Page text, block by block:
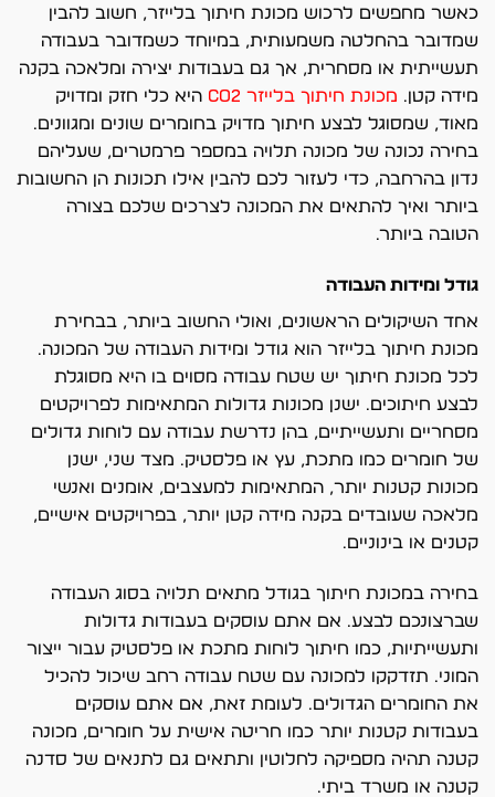
כאשר מחפשים לרכוש מכונת חיתוך בלייזר, חשוב להבין
שמדובר בהחלטה משמעותית, במיוחד כשמדובר בעבודה
תעשייתית או מסחרית, אך גם בעבודות יצירה ומלאכה בקנה
מידה קטן. מכונת חיתוך בלייזר co2
היא כלי חזק ומדויק
מאוד, שמסוגל לבצע חיתוך מדויק בחומרים שונים ומגוונים.
בחירה נכונה של מכונה תלויה במספר פרמטרים, שעליהם
נדון בהרחבה, כדי לעזור לכם להבין אילו תכונות הן החשובות
ביותר ואיך להתאים את המכונה לצרכים שלכם בצורה
הטובה ביותר.
גודל ומידות העבודה
אחד השיקולים הראשונים, ואולי החשוב ביותר, בבחירת
מכונת חיתוך בלייזר הוא גודל ומידות העבודה של המכונה.
לכל מכונת חיתוך יש שטח עבודה מסוים בו היא מסוגלת
לבצע חיתוכים. ישנן מכונות גדולות המתאימות לפרויקטים
מסחריים ותעשייתיים, בהן נדרשת עבודה עם לוחות גדולים
של חומרים כמו מתכת, עץ או פלסטיק. מצד שני, ישנן
מכונות קטנות יותר, המתאימות למעצבים, אומנים ואנשי
מלאכה שעובדים בקנה מידה קטן יותר, בפרויקטים אישיים,
קטנים או בינוניים.
בחירה במכונת חיתוך בגודל מתאים תלויה בסוג העבודה
שברצונכם לבצע. אם אתם עוסקים בעבודות גדולות
ותעשייתיות, כמו חיתוך לוחות מתכת או פלסטיק עבור ייצור
המוני. תזדקקו למכונה עם שטח עבודה רחב שיכול להכיל
את החומרים הגדולים. לעומת זאת, אם אתם עוסקים
בעבודות קטנות יותר כמו חריטה אישית על חומרים, מכונה
קטנה תהיה מספיקה לחלוטין ותתאים גם לתנאים של סדנה
קטנה או משרד ביתי.